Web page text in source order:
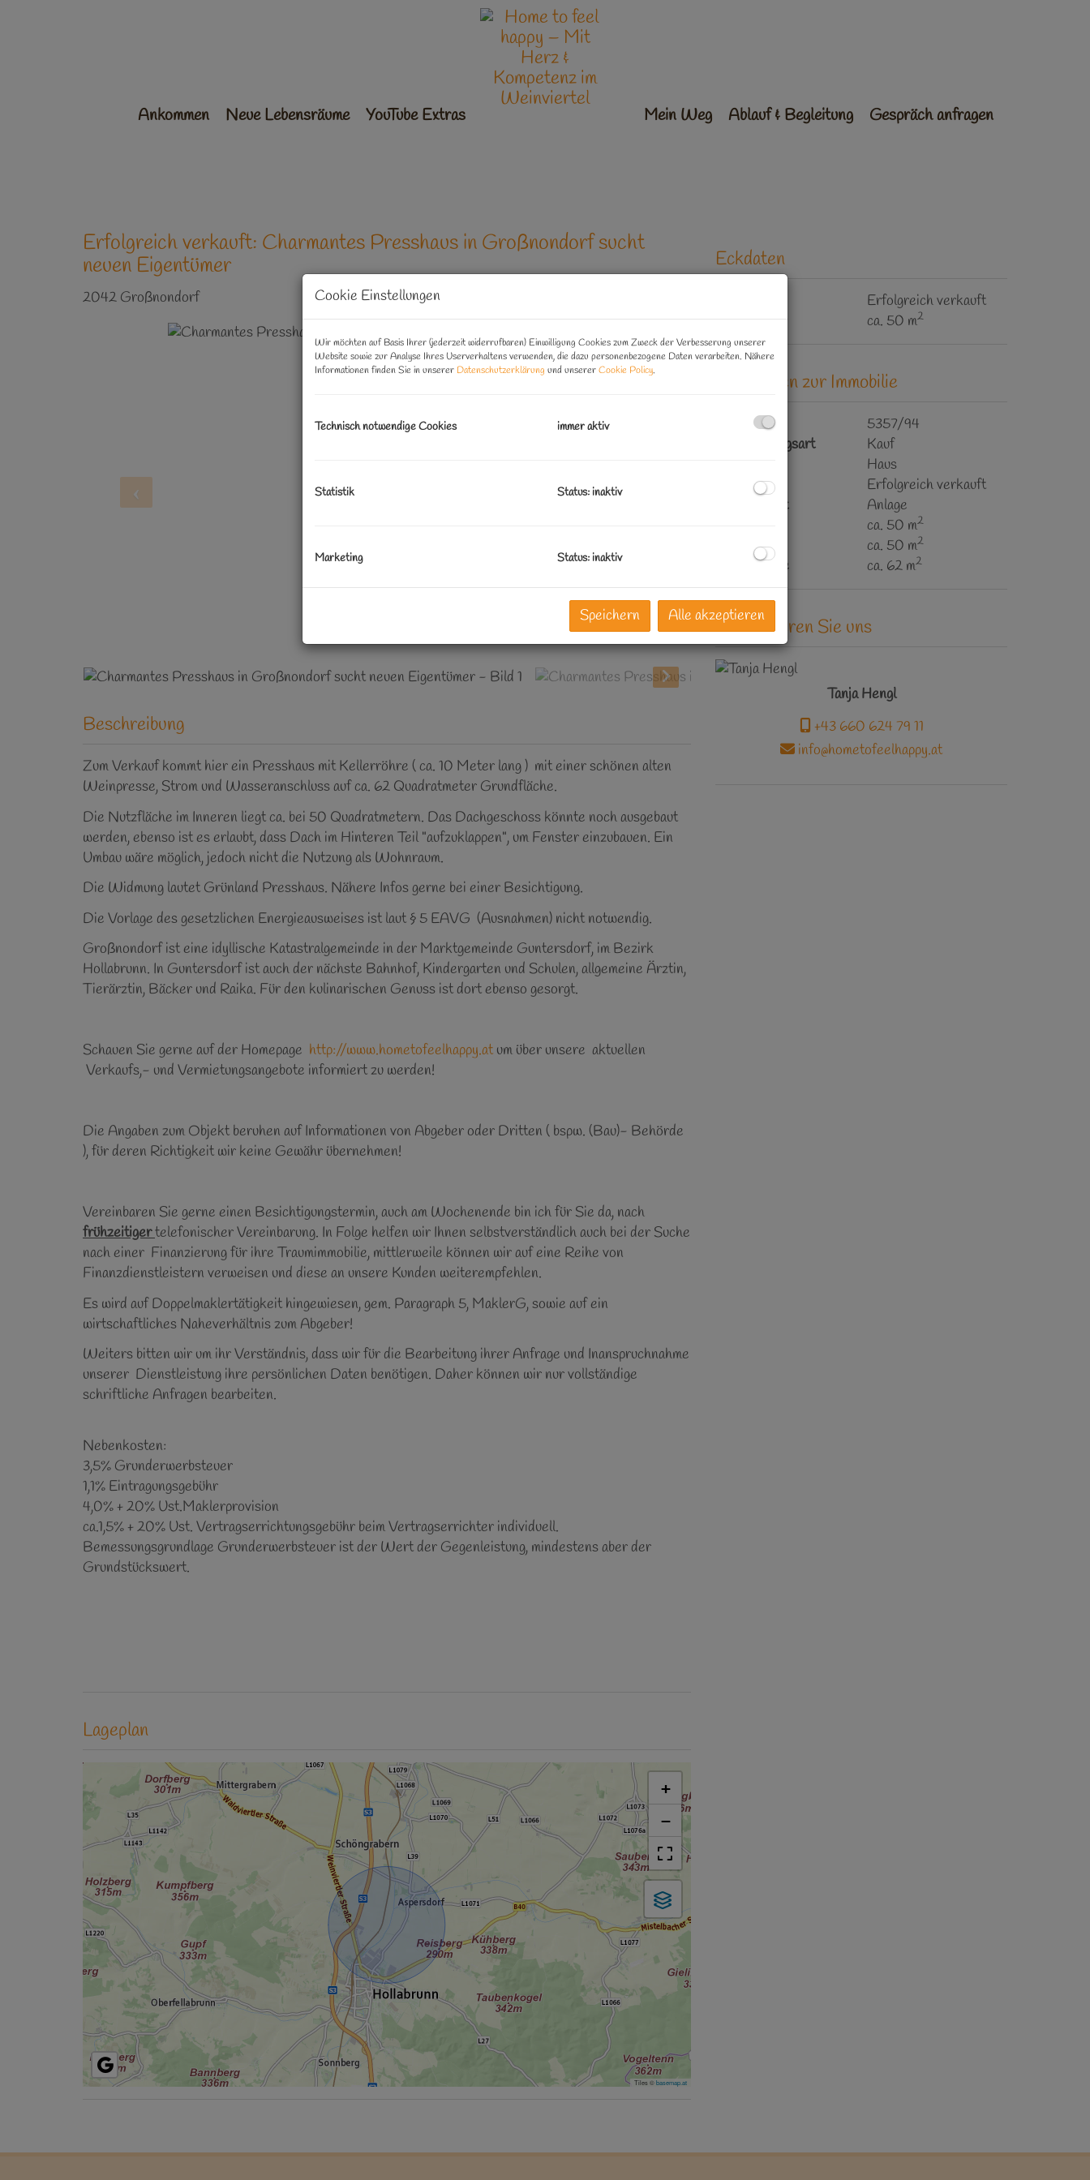
Ankommen Neue Lebensräume YouTube Extras Mein Weg Ablauf & Begleitung Gespräch anfragen
Erfolgreich verkauft: Charmantes Presshaus in Großnondorf sucht
neuen Eigentümer
2042 Großnondorf
Beschreibung
Zum Verkauf kommt hier ein Presshaus mit Kellerröhre ( ca. 10 Meter lang ) mit einer schönen alten
Weinpresse, Strom und Wasseranschluss auf ca. 62 Quadratmeter Grundfläche.
Die Nutzfläche im Inneren liegt ca. bei 50 Quadratmetern. Das Dachgeschoss könnte noch ausgebaut
werden, ebenso ist es erlaubt, dass Dach im Hinteren Teil "aufzuklappen", um Fenster einzubauen. Ein
Umbau wäre möglich, jedoch nicht die Nutzung als Wohnraum.
Die Widmung lautet Grünland Presshaus. Nähere Infos gerne bei einer Besichtigung.
Die Vorlage des gesetzlichen Energieausweises ist laut § 5 EAVG (Ausnahmen) nicht notwendig.
Großnondorf ist eine idyllische Katastralgemeinde in der Marktgemeinde Guntersdorf, im Bezirk
Hollabrunn. In Guntersdorf ist auch der nächste Bahnhof, Kindergarten und Schulen, allgemeine Ärztin,
Tierärztin, Bäcker und Raika. Für den kulinarischen Genuss ist dort ebenso gesorgt.
Schauen Sie gerne auf der Homepage http://www.hometofeelhappy.at um über unsere aktuellen
Verkaufs,- und Vermietungsangebote informiert zu werden!
Die Angaben zum Objekt beruhen auf Informationen von Abgeber oder Dritten ( bspw. (Bau)- Behörde
), für deren Richtigkeit wir keine Gewähr übernehmen!
Vereinbaren Sie gerne einen Besichtigungstermin, auch am Wochenende bin ich für Sie da, nach
frühzeitigertelefonischer Vereinbarung. In Folge helfen wir Ihnen selbstverständlich auch bei der Suche
nach einer Finanzierung für ihre Traumimmobilie, mittlerweile können wir auf eine Reihe von
Finanzdienstleistern verweisen und diese an unsere Kunden weiterempfehlen.
Es wird auf Doppelmaklertätigkeit hingewiesen, gem. Paragraph 5, MaklerG, sowie auf ein
wirtschaftliches Naheverhältnis zum Abgeber!
Weiters bitten wir um ihr Verständnis, dass wir für die Bearbeitung ihrer Anfrage und Inanspruchnahme
unserer Dienstleistung ihre persönlichen Daten benötigen. Daher können wir nur vollständige
schriftliche Anfragen bearbeiten.
Nebenkosten:
3,5% Grunderwerbsteuer
1,1% Eintragungsgebühr
4,0% + 20% Ust.Maklerprovision
ca.1,5% + 20% Ust. Vertragserrichtungsgebühr beim Vertragserrichter individuell.
Bemessungsgrundlage Grunderwerbsteuer ist der Wert der Gegenleistung, mindestens aber der
Grundstückswert.
Lageplan
+
−
Tiles ©basemap.at
Eckdaten
Erfolgreich verkauft
Fläche
ca. 50 m2
Basisdaten zur Immobilie
Objektnr.
5357/94
Vermarktungsart
Kauf
Haus
Kaufpreis
Erfolgreich verkauft
Nutzungsart
Anlage
ca. 50 m2
Nutzfläche ca. 50 m2
Grundfläche ca. 62 m2
Kontaktieren Sie uns
Tanja Hengl
+43 660 624 79 11
info@hometofeelhappy.at
Cookie Einstellungen
Wir möchten auf Basis Ihrer (jederzeit widerrufbaren) Einwilligung Cookies zum Zweck der Verbesserung unserer
Website sowie zur Analyse Ihres Userverhaltens verwenden, die dazu personenbezogene Daten verarbeiten. Nähere
Informationen finden Sie in unserer Datenschutzerklärung und unsererCookie Policy.
Technisch notwendige Cookies immer aktiv
Statistik Status: inaktiv
Marketing Status: inaktiv
Speichern Alle akzeptieren